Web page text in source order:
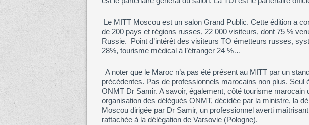
Le MITT Moscou est un salon Grand Public. Cette édition a
de 200 pays et régions russes, 22 000 visiteurs, dont 75 %
Russie. Point d’intérêt des visiteurs TO émetteurs russes,
28%, tourisme médical à l’étranger 24 %…
A noter que le Maroc n’a pas été présent au MITT par un
précédentes. Pas de professionnels marocains non plus. Seul
ONMT Dr Samir. A savoir, également, côté tourisme marocain
organisation des délégués ONMT, décidée par la ministre, la
Moscou dirigée par Dr Samir, un professionnel averti
rattachée à la délégation de Varsovie (Pologne).